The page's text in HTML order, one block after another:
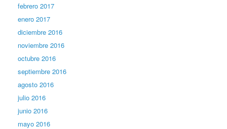
febrero 2017
enero 2017
diciembre 2016
noviembre 2016
octubre 2016
septiembre 2016
agosto 2016
julio 2016
junio 2016
mayo 2016